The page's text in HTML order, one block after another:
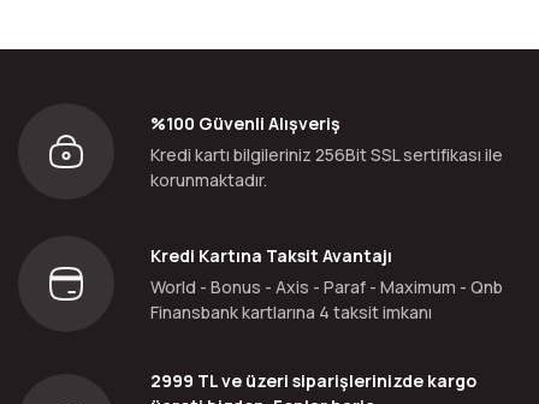
%100 Güvenli Alışveriş
Kredi kartı bilgileriniz 256Bit SSL sertifikası ile
korunmaktadır.
Kredi Kartına Taksit Avantajı
World - Bonus - Axis - Paraf - Maximum - Qnb
Finansbank kartlarına 4 taksit imkanı
2999 TL ve üzeri siparişlerinizde kargo